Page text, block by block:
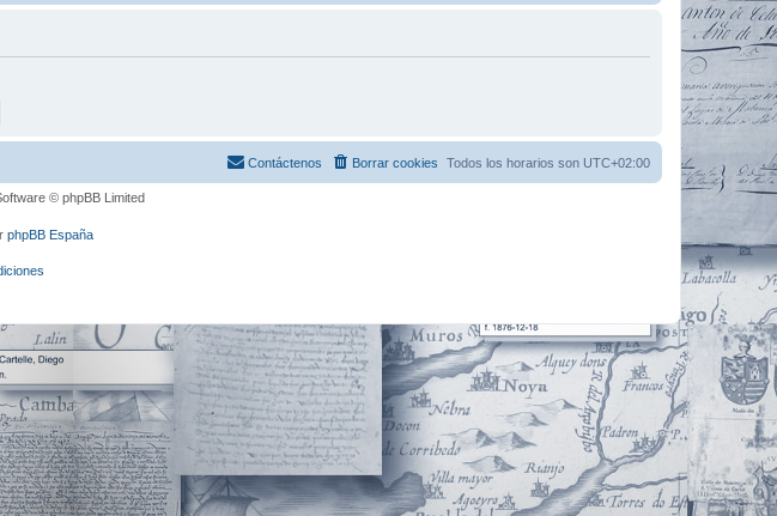
Todos los horarios son UTC+02:00
Borrar cookies
Contáctenos
© phpBB Limited
phpBB España